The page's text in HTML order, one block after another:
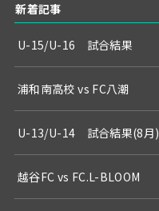
新着記事
U-15/U-16 試合結果
浦和南高校 vs FC八潮
U-13/U-14 試合結果(8月)
越谷FC vs FC.L-BLOOM